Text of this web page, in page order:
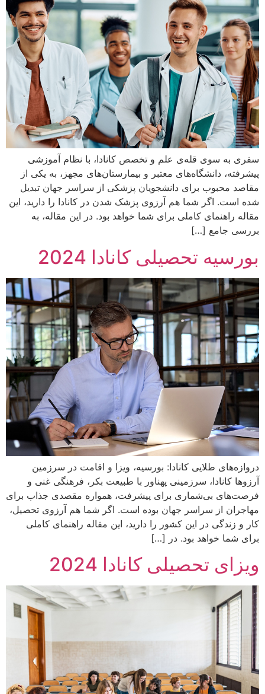
سفری به سوی قله‌ی علم و تخصص کانادا، با نظام آموزشی
پیشرفته، دانشگاه‌های معتبر و بیمارستان‌های مجهز، به یکی از
مقاصد محبوب برای دانشجویان پزشکی از سراسر جهان تبدیل
شده است. اگر شما هم آرزوی پزشک شدن در کانادا را دارید، این
مقاله راهنمای کاملی برای شما خواهد بود. در این مقاله، به
بررسی جامع […]
بورسیه تحصیلی کانادا 2024
دروازه‌های طلایی کانادا: بورسیه، ویزا و اقامت در سرزمین
آرزوها کانادا، سرزمینی پهناور با طبیعت بکر، فرهنگی غنی و
فرصت‌های بی‌شماری برای پیشرفت، همواره مقصدی جذاب برای
مهاجران از سراسر جهان بوده است. اگر شما هم آرزوی تحصیل،
کار و زندگی در این کشور را دارید، این مقاله راهنمای کاملی
برای شما خواهد بود. در […]
ویزای تحصیلی کانادا 2024